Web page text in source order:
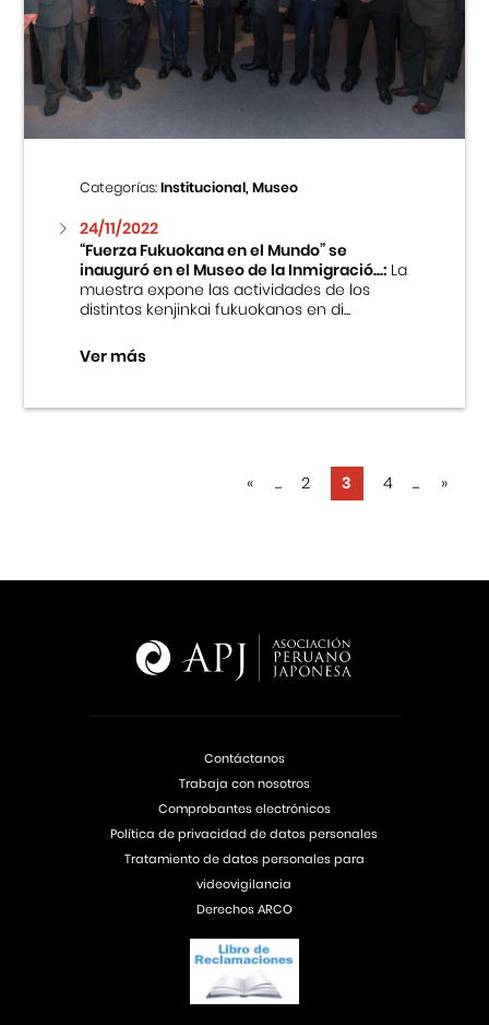
Categorías:Institucional, Museo
24/11/2022
“Fuerza Fukuokana en el Mundo” se
inauguró en el Museo de la Inmigració...:La
muestra expone las actividades de los
distintos kenjinkai fukuokanos en di...
Ver más
« ... 2 3 4 ... »
Contáctanos
Trabaja con nosotros
Comprobantes electrónicos
Política de privacidad de datos personales
Tratamiento de datos personales para
videovigilancia
Derechos ARCO